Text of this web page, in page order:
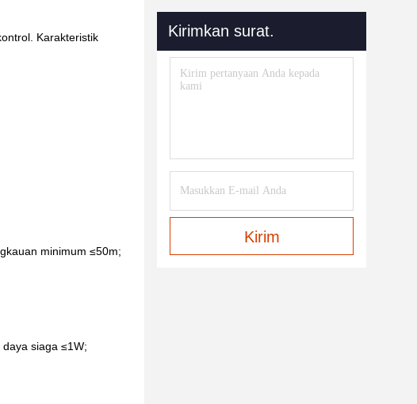
Karakteristik
minimum ≤50m;
siaga ≤1W;
Kirimkan surat.
Kirim